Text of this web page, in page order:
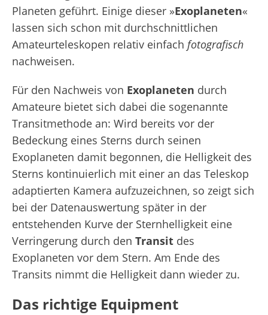
Planeten geführt. Einige dieser »Exoplaneten«
lassen sich schon mit durchschnittlichen
Amateurteleskopen relativ einfach fotografisch
nachweisen.
Für den Nachweis von Exoplaneten durch
Amateure bietet sich dabei die sogenannte
Transitmethode an: Wird bereits vor der
Bedeckung eines Sterns durch seinen
Exoplaneten damit begonnen, die Helligkeit des
Sterns kontinuierlich mit einer an das Teleskop
adaptierten Kamera aufzuzeichnen, so zeigt sich
bei der Datenauswertung später in der
entstehenden Kurve der Sternhelligkeit eine
Verringerung durch den Transit des
Exoplaneten vor dem Stern. Am Ende des
Transits nimmt die Helligkeit dann wieder zu.
Das richtige Equipment